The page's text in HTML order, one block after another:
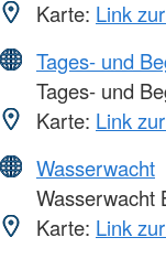
Karte: Link
Tages- und
Tages- und
Karte: Link
Wasserwacht
Wasserwacht
Karte: Link